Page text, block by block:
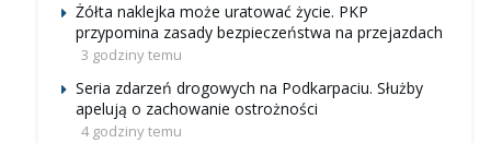
Żółta naklejka może uratować życie. PKP
przypomina zasady bezpieczeństwa na przejazdach
3 godziny temu
Seria zdarzeń drogowych na Podkarpaciu. Służby
apelują o zachowanie ostrożności
4 godziny temu